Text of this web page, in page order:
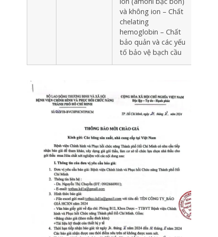
và không ion – Chất
chelating
hemoglobin – Chất
bảo quản và các yếu
tố bảo vệ bạch cầu